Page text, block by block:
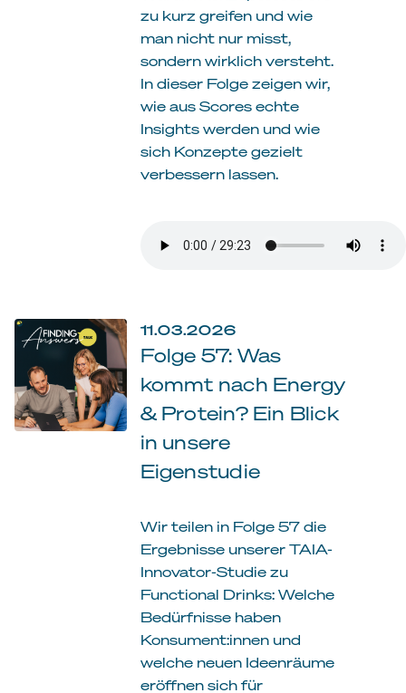
zu kurz greifen und wie
man nicht nur misst,
sondern wirklich versteht.
In dieser Folge zeigen wir,
wie aus Scores echte
Insights werden und wie
sich Konzepte gezielt
verbessern lassen.
11.03.2026
Folge 57: Was
kommt nach Energy
& Protein? Ein Blick
in unsere
Eigenstudie
Wir teilen in Folge 57 die
Ergebnisse unserer TAIA-
Innovator-Studie zu
Functional Drinks: Welche
Bedürfnisse haben
Konsument:innen und
welche neuen Ideenräume
eröffnen sich für